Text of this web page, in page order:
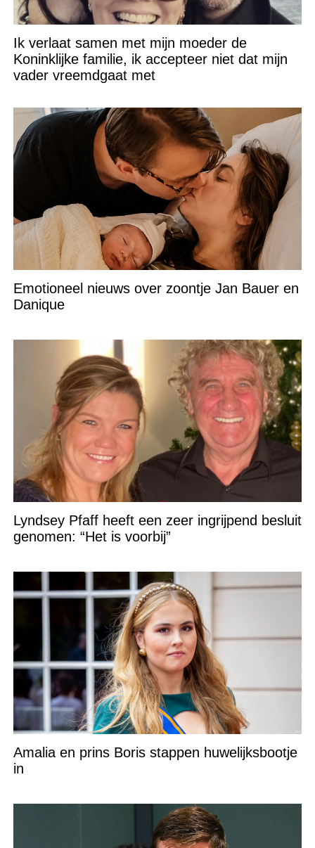
Ik verlaat samen met mijn moeder de
Koninklijke familie, ik accepteer niet dat mijn
vader vreemdgaat met
Emotioneel nieuws over zoontje Jan Bauer en
Danique
Lyndsey Pfaff heeft een zeer ingrijpend besluit
genomen: “Het is voorbij”
Amalia en prins Boris stappen huwelijksbootje
in